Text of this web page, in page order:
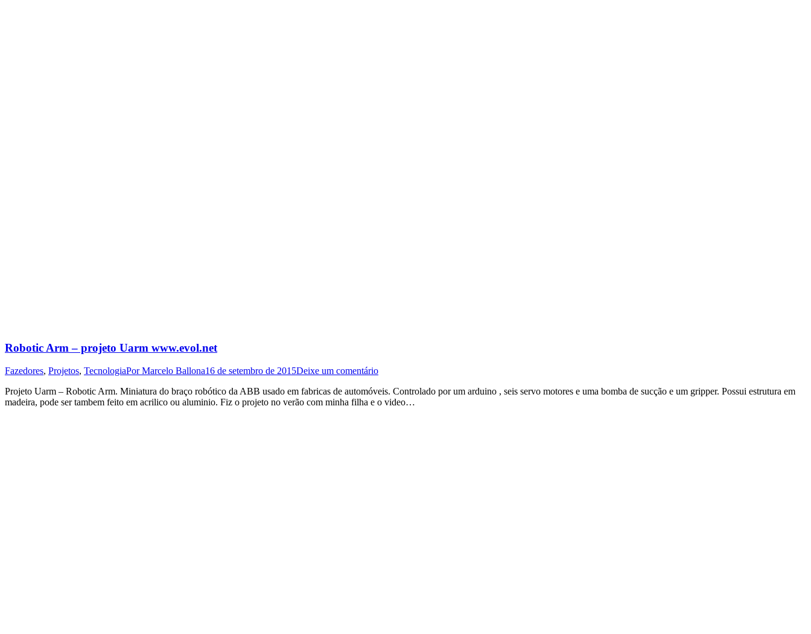
Robotic Arm – projeto Uarm www.evol.net
Fazedores, Projetos, TecnologiaPorMarcelo Ballona16 de setembro de 2015Deixe um comentário
Projeto Uarm – Robotic Arm. Miniatura do braço robótico da ABB usado em fabricas de automóveis. Controlado por um arduino , seis servo motores e uma bomba de sucção e um gripper. Possui estrutura em
madeira, pode ser tambem feito em acrilico ou aluminio. Fiz o projeto no verão com minha filha e o video…